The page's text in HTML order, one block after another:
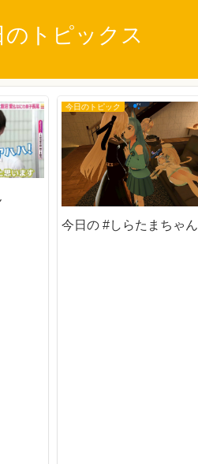
のトピックス
今日のトピック
今日の #しらたまちゃん